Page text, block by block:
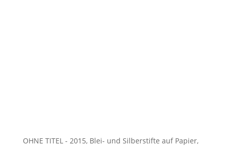
OHNE TITEL - 2015, Blei- und Silberstifte auf Papier,